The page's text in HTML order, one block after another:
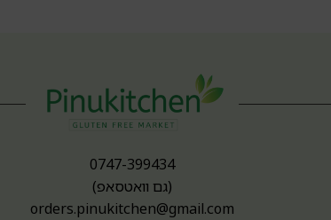
0747-399434
(גם וואטסאפ)
orders.pinukitchen@gmail.com